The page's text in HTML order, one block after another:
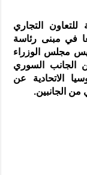
التجاري
في مبنى رئاسة
مجلس الوزراء
الجانب السوري
الاتحادية عن
الجانبين.